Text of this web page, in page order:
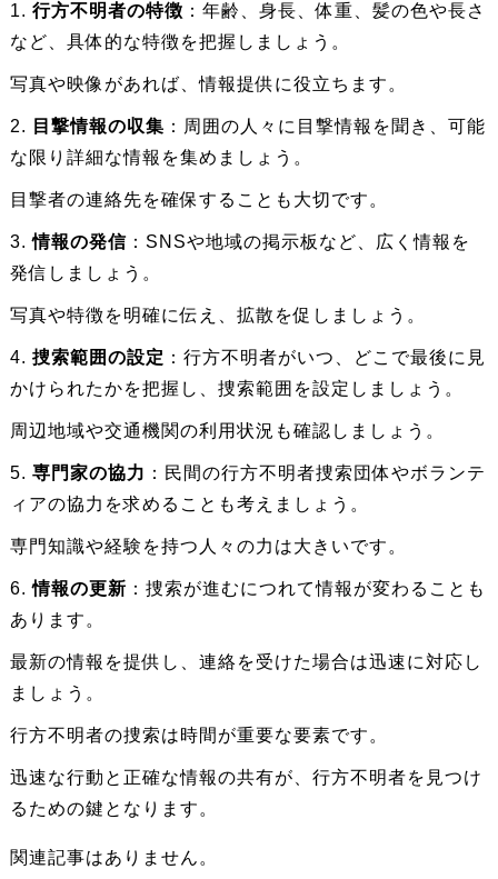
1. 行方不明者の特徴 ：年齢、身長、体重、髪の色や長さ
など、具体的な特徴を把握しましょう。
写真や映像があれば、情報提供に役立ちます。
2. 目撃情報の収集 ：周囲の人々に目撃情報を聞き、可能
な限り詳細な情報を集めましょう。
目撃者の連絡先を確保することも大切です。
3.情報の発信：SNSや地域の掲示板など、広く情報を
発信しましょう。
写真や特徴を明確に伝え、拡散を促しましょう。
4. 捜索範囲の設定 ：行方不明者がいつ、どこで最後に見
かけられたかを把握し、捜索範囲を設定しましょう。
周辺地域や交通機関の利用状況も確認しましょう。
5. 専門家の協力 ：民間の行方不明者捜索団体やボランテ
ィアの協力を求めることも考えましょう。
専門知識や経験を持つ人々の力は大きいです。
6.情報の更新 ：捜索が進むにつれて情報が変わることも
あります。
最新の情報を提供し、連絡を受けた場合は迅速に対応し
ましょう。
行方不明者の捜索は時間が重要な要素です。
迅速な行動と正確な情報の共有が、行方不明者を見つけ
るための鍵となります。
関連記事はありません。